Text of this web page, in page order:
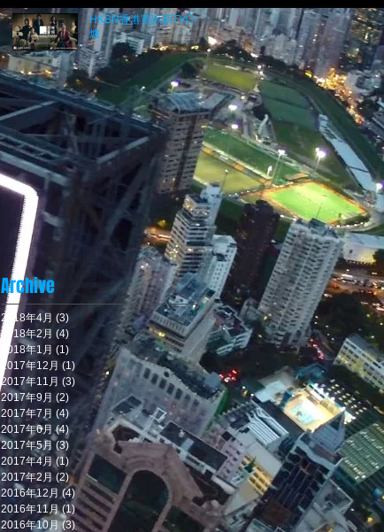
HKBN香港寬頻新TVC出
爐
Archive
2018年4月 (3) 3 篇文章
2018年2月 (4) 4 篇文章
2018年1月 (1) 1 篇文章
2017年12月 (1) 1 篇文章
2017年11月 (3) 3 篇文章
2017年9月 (2) 2 篇文章
2017年7月 (4) 4 篇文章
2017年6月 (4)4 篇文章
2017年5月 (3) 3 篇文章
2017年4月 (1)1 篇文章
2017年2月 (2)2 篇文章
2016年12月 (4)4 篇文章
2016年11月 (1)1 篇文章
2016年10月 (3)3 篇文章